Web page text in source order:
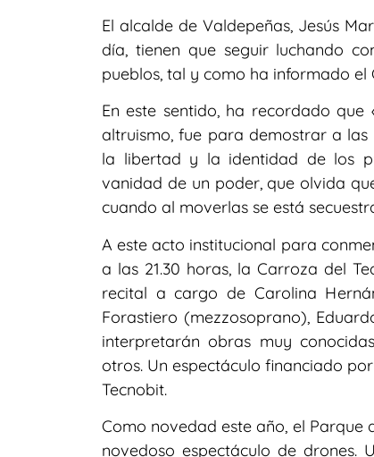
El alcalde de Valdepeñas, Jesús
día, tienen que seguir luchando
pueblos, tal y como ha informado el
En este sentido, ha recordado
altruismo, fue para demostrar a las
la libertad y la identidad de los
vanidad de un poder, que olvida
cuando al moverlas se está
A este acto institucional para
a las 21.30 horas, la Carroza del
recital a cargo de Carolina
Forastiero (mezzosoprano),
interpretarán obras muy
otros. Un espectáculo financiado
Tecnobit.
Como novedad este año, el Parque
novedoso espectáculo de